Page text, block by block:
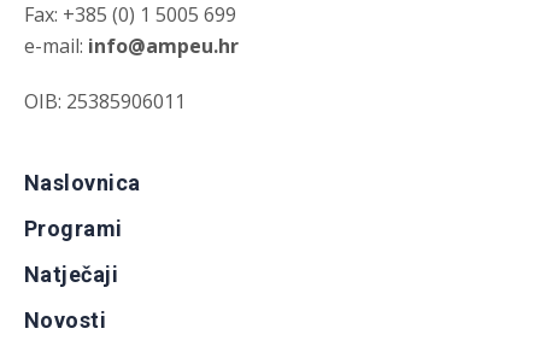
Fax: +385 (0) 1 5005 699
e-mail: info@ampeu.hr
OIB: 25385906011
Naslovnica
Programi
Natječaji
Novosti